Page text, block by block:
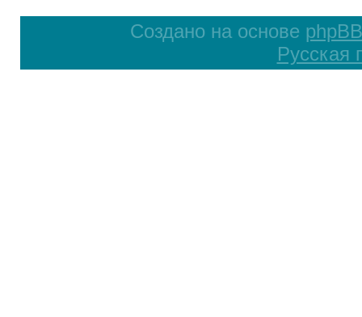
Создано на основе phpBB
Русская